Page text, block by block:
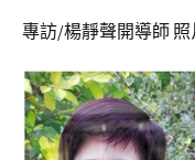
專訪/楊靜聲開導師